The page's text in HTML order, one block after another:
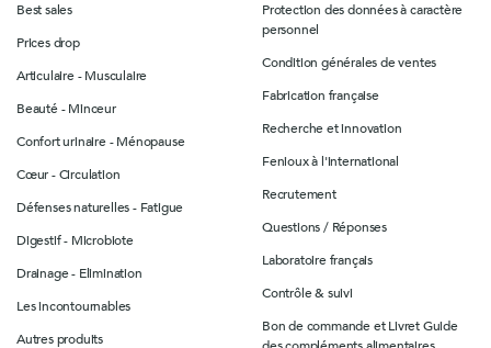
Best sales
Prices drop
Articulaire - Musculaire
Beauté - Minceur
Confort urinaire - Ménopause
Cœur - Circulation
Défenses naturelles - Fatigue
Digestif - Microbiote
Drainage - Elimination
Les incontournables
Autres produits
Protection des données à caractère
personnel
Condition générales de ventes
Fabrication française
Recherche et innovation
Fenioux à l'international
Recrutement
Questions / Réponses
Laboratoire français
Contrôle & suivi
Bon de commande et Livret Guide